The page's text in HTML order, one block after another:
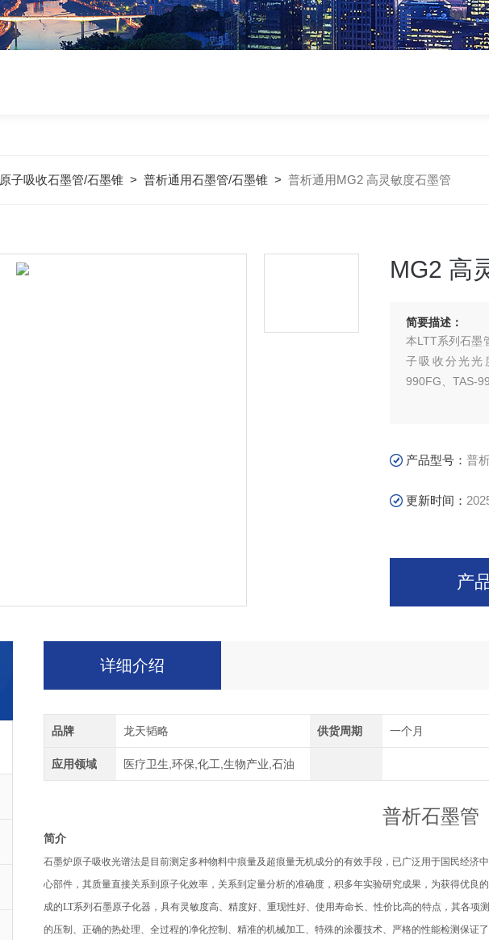
原子吸收石墨管/石墨锥 >普析通用石墨管/石墨锥 >普析通用MG2 高灵敏度石墨管
MG2 高
简要描述：
本LTT系列石墨
子吸收分光光
990FG、TAS-
产品型号：普
更新时间：
产
详细介绍
品牌 龙天韬略 供货周期 一个月
应用领域 医疗卫生,环保,化工,生物产业,石油
普析石墨管
简介
石墨炉原子吸收光谱法是目前测定多种物料中痕量及超痕量无机成分的有效手段，已广泛用于国民经
心部件，其质量直接关系到原子化效率，关系到定量分析的准确度，积多年实验研究成果，为获得优
成的LT系列石墨原子化器，具有灵敏度高、精度好、重现性好、使用寿命长、性价比高的特点，其各
的压制、正确的热处理、全过程的净化控制、精准的机械加工、特殊的涂覆技术、严格的性能检测保证